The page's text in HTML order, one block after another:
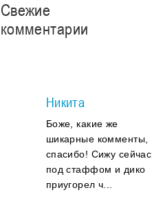
Свежие
комментарии
Никита
Боже, какие же
шикарные комменты,
спасибо! Сижу сейчас
под стаффом и дико
приугорел ч...